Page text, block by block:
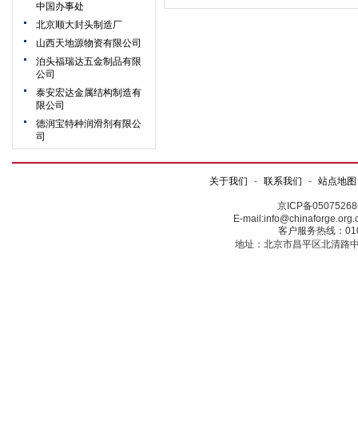
中国办事处
北京顺大封头制造厂
山西天地源物资有限公司
泊头福瑞达五金制品有限
公司
泰安宏达金属结构制造有
限公司
德润宝特种润滑剂有限公
司
关于我们 - 联系我们 - 站点地图
京ICP备
E-
客户服务热线：
地址：北京市昌平区北清路